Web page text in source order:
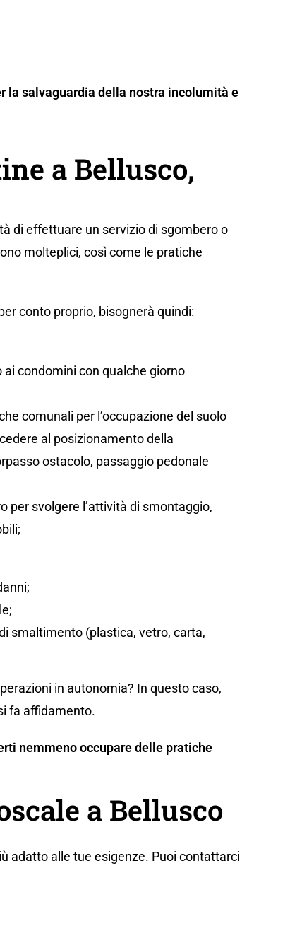
la salvaguardia della nostra incolumità e
a Bellusco,
di effettuare un servizio di sgombero o
molteplici, così come le pratiche
conto proprio, bisognerà quindi:
ai condomini con qualche giorno
comunali per l’occupazione del suolo
al posizionamento della
ostacolo, passaggio pedonale
per svolgere l’attività di smontaggio,
smaltimento (plastica, vetro, carta,
in autonomia? In questo caso,
fa affidamento.
nemmeno occupare delle pratiche
a Bellusco
adatto alle tue esigenze. Puoi contattarci